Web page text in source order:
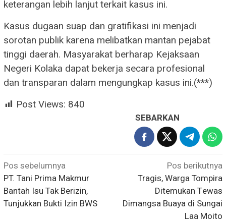
keterangan lebih lanjut terkait kasus ini.
Kasus dugaan suap dan gratifikasi ini menjadi
sorotan publik karena melibatkan mantan pejabat
tinggi daerah. Masyarakat berharap Kejaksaan
Negeri Kolaka dapat bekerja secara profesional
dan transparan dalam mengungkap kasus ini.(***)
Post Views: 840
SEBARKAN
Navigasi
pos
Pos sebelumnya
PT. Tani Prima Makmur
Bantah Isu Tak Berizin,
Tunjukkan Bukti Izin BWS
Pos berikutnya
Tragis, Warga Tompira
Ditemukan Tewas
Dimangsa Buaya di Sungai
Laa Moito